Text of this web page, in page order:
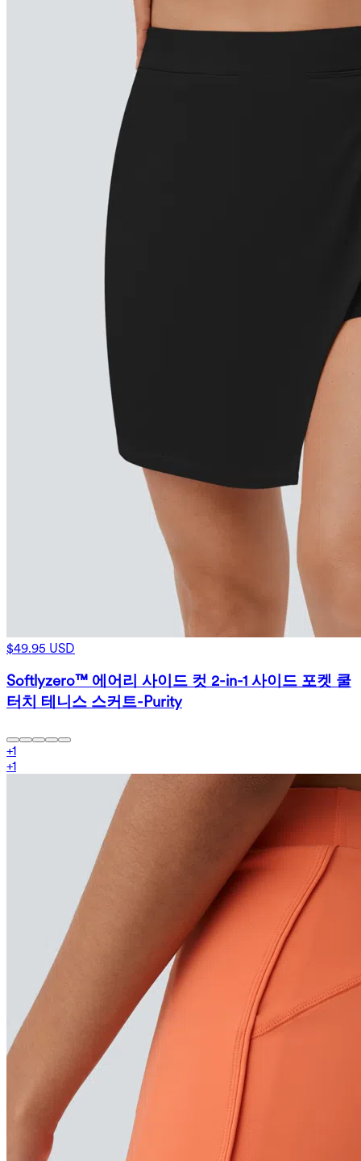
$49.95 USD
Softlyzero™ 에어리 사이드 컷 2-in-1 사이드 포켓 쿨
터치 테니스 스커트-Purity
+1
+1